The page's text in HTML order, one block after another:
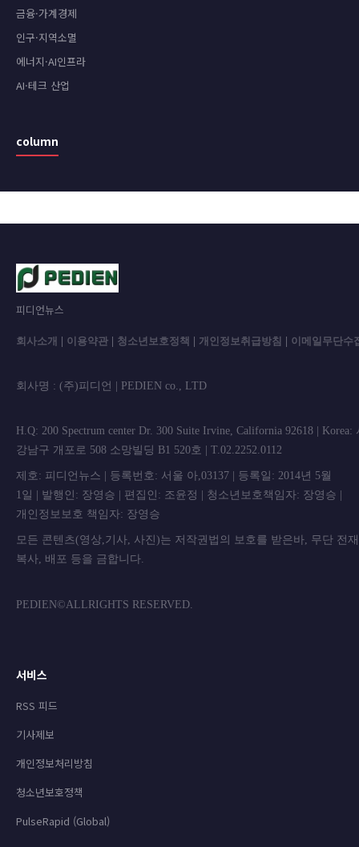
금융·가계경제
인구·지역소멸
에너지·AI인프라
AI·테크 산업
column
피디언뉴스
회사소개 이용약관 청소년보호정책 개인정보취급방침 이메일무단수
회사명 : (주)피디언 | PEDIEN co.,
H.Q: 200 Spectrum center Dr. 300 Suite Irvine, California 92618 | Korea:
강남구 개포로 508 소망빌딩 B1 520호 | T.02.2252.0112
제호: 피디언뉴스 | 등록번호: 서울 아,03137 | 등록일: 2014년 5월
1일 | 발행인: 장영승 | 편집인: 조윤정 | 청소년보호책임자: 장영승 |
개인정보보호 책임자: 장영승
모든 콘텐츠(영상,기사, 사진)는 저작권법의 보호를 받은바, 무단 전
복사, 배포 등을 금합니
PEDIEN©ALLRIGHTS RESERVED.
서비스
RSS 피드
기사제보
개인정보처리방침
청소년보호정책
PulseRapid (Global)